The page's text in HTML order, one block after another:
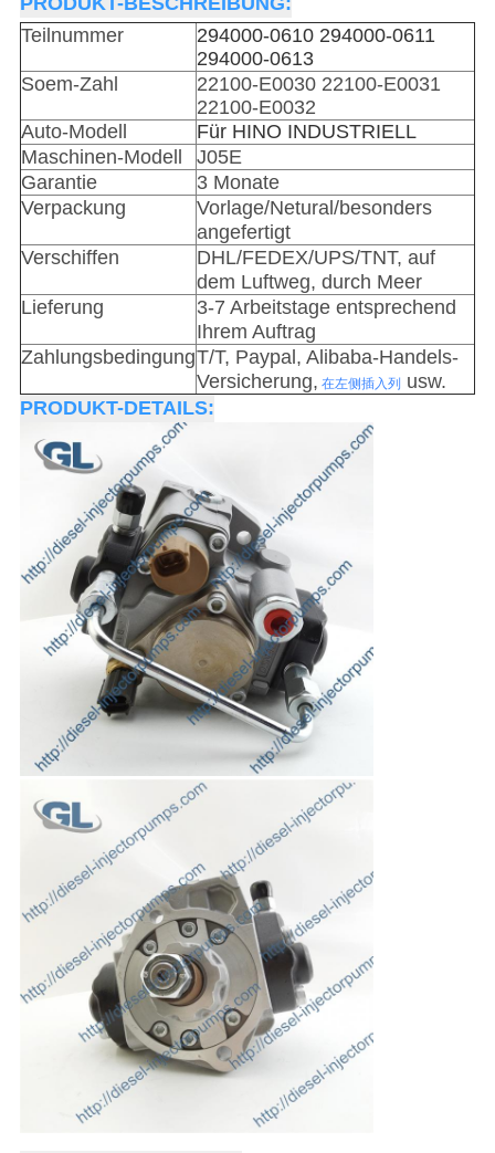
Teilnummer
294000-0610 294000-0611
294000-0613
Soem-Zahl
22100-E0030 22100-E0031
22100-E0032
Auto-Modell
Für HINO INDUSTRIELL
Maschinen-Modell
J05E
Garantie
3 Monate
Verpackung
Vorlage/Netural/besonders
angefertigt
Verschiffen
DHL/FEDEX/UPS/TNT, auf
dem Luftweg, durch Meer
Lieferung
3-7 Arbeitstage entsprechend
Ihrem Auftrag
ZahlungsbedingungT/T, Paypal, Alibaba-Handels-
Versicherung, 在左侧插入列 usw.
PRODUKT-DETAILS: